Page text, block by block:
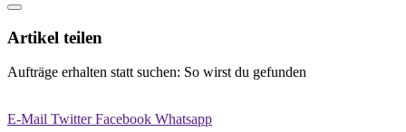
Artikel teilen
Aufträge erhalten statt suchen: So wirst du gefunden
E-Mail TwitterFacebook Whatsapp